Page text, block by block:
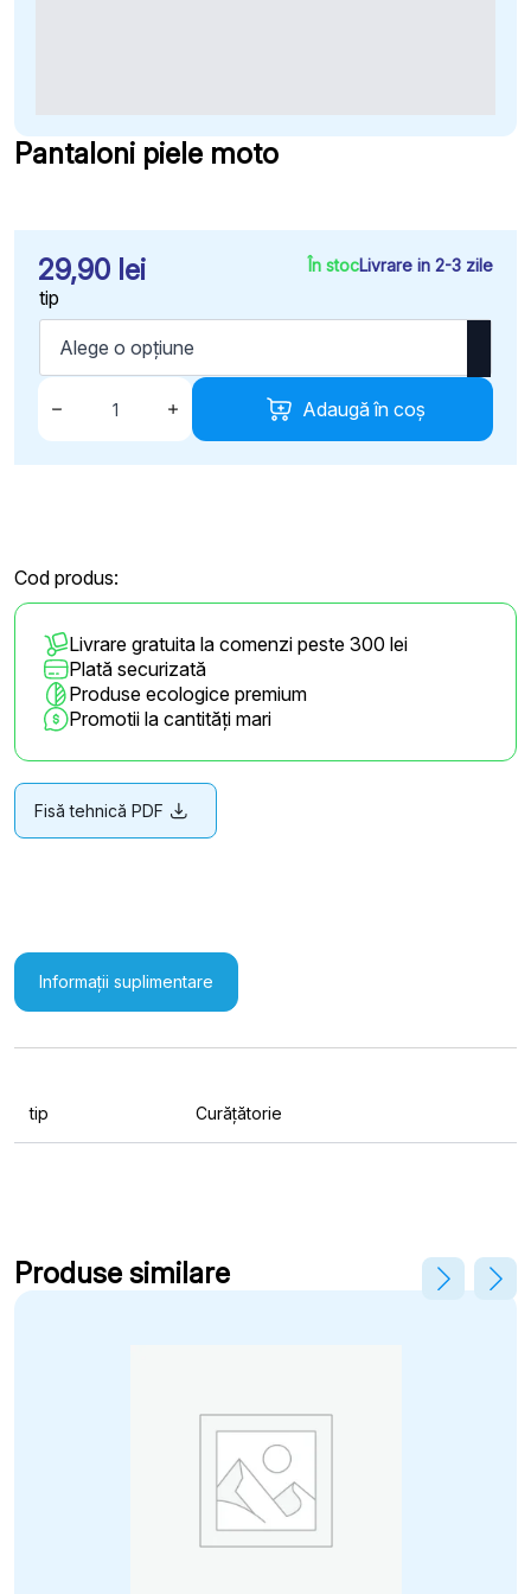
Pantaloni piele moto
29,90 lei În stocLivrare in 2-3 zile
tip
Cantitate
Pantaloni
moto
Adaugă în coș
Cod produs:
Livrare gratuita la comenzi peste 300 lei
Plată securizată
Produse ecologice premium
Promotii la cantități mari
Fisă tehnică PDF
Informații suplimentare
tip Curățătorie
Produse similare